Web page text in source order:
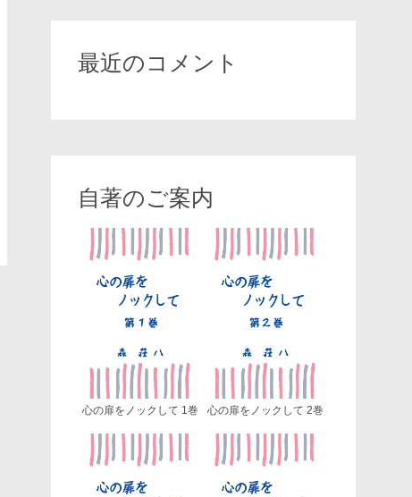
最近のコメント
自著のご案内
心の扉をノックして 1巻 心の扉をノックして 2巻